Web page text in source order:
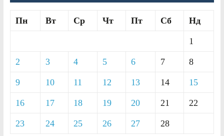
Пн Вт Ср Чт Пт Сб Нд
1
2 3 4 5 6 7 8
9 10 11 12 13 14 15
16 17 18 19 20 21 22
23 24 25 26 27 28